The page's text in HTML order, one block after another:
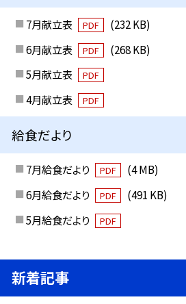
7月献立表 PDF
(232 KB)
6月献立表
PDF
(268 KB)
5月献立表
PDF
4月献立表 PDF
給食だより
7月給食だより PDF
(4 MB)
6月給食だより
PDF
(491 KB)
5月給食だより
PDF
新着記事